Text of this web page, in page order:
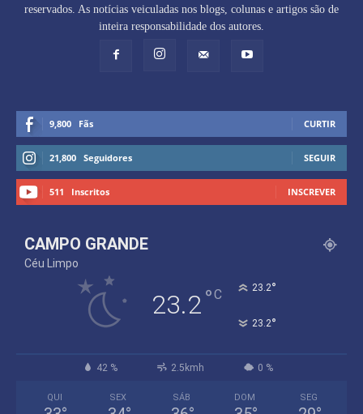
reservados. As notícias veiculadas nos blogs, colunas e artigos são de
inteira responsabilidade dos autores.
9,800 Fãs CURTIR
21,800 Seguidores SEGUIR
511 Inscritos INSCREVER
CAMPO GRANDE
Céu Limpo
23.2°C 23.2°
23.2°
42 % 2.5kmh 0 %
QUI SEX SÁB DOM SEG